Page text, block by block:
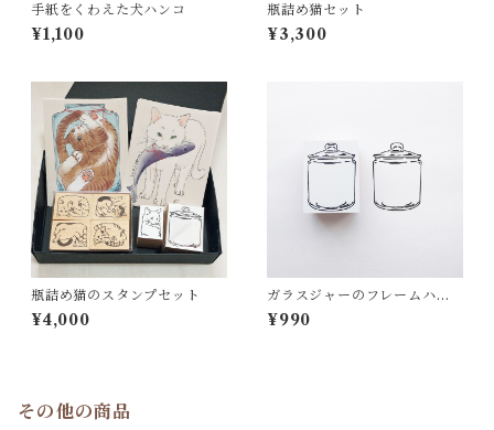
手紙をくわえた犬ハンコ
¥1,100
瓶詰め猫セット
¥3,300
瓶詰め猫のスタンプセット
¥4,000
ガラスジャーのフレームハン
コ
¥990
その他の商品